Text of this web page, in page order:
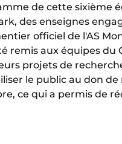
de cette sixième
des enseignes
officiel de l'AS
remis aux équipes du
projets de
le public au don
ce qui a permis de